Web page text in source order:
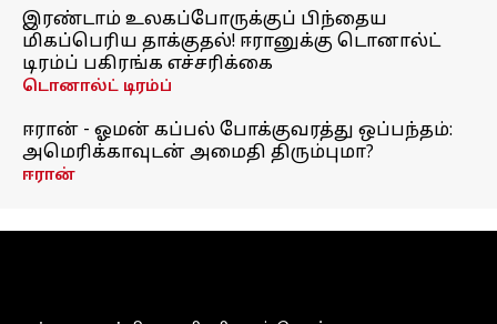
இரண்டாம் உலகப்போருக்குப் பிந்தைய
மிகப்பெரிய தாக்குதல்! ஈரானுக்கு டொனால்ட்
டிரம்ப் பகிரங்க எச்சரிக்கை
டொனால்ட் டிரம்ப்
ஈரான் - ஓமன் கப்பல் போக்குவரத்து ஒப்பந்தம்:
அமெரிக்காவுடன் அமைதி திரும்புமா?
ஈரான்